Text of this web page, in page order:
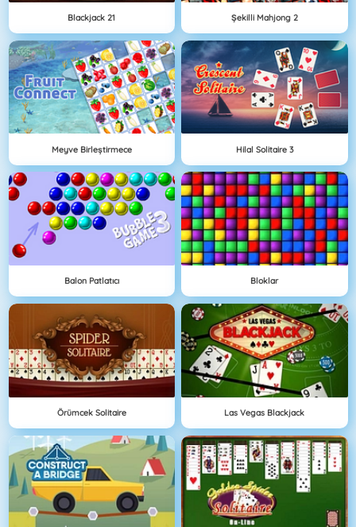
Blackjack 21 Şekilli Mahjong 2
Meyve Birleştirmece Hilal Solitaire 3
Balon Patlatıcı Bloklar
Örümcek Solitaire Las Vegas Blackjack